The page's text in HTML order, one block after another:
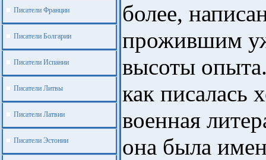
Писатели Франции
Писатели Болгарии
Писатели Испании
Писатели Литвы
Писатели Латвии
Писатели Эстонии
более,
прожившим
высоты
как писалась
военная
она была